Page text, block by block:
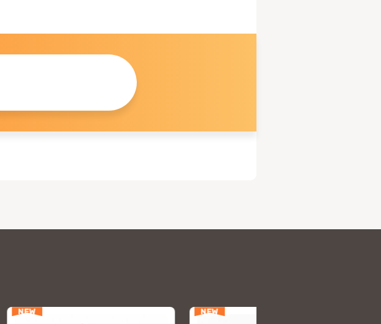
NEW NEW